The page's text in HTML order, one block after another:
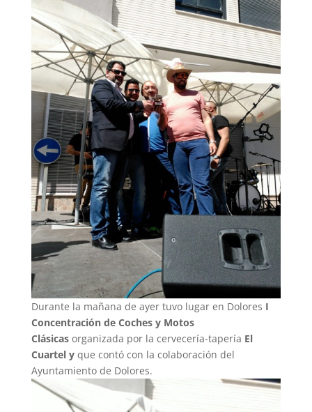
Durante la mañana de ayer tuvo lugar en Dolores I
Concentración de Coches y Motos
Clásicasorganizada por la cervecería-tapería El
Cuartely que contó con la colaboración del
Ayuntamiento de Dolores.